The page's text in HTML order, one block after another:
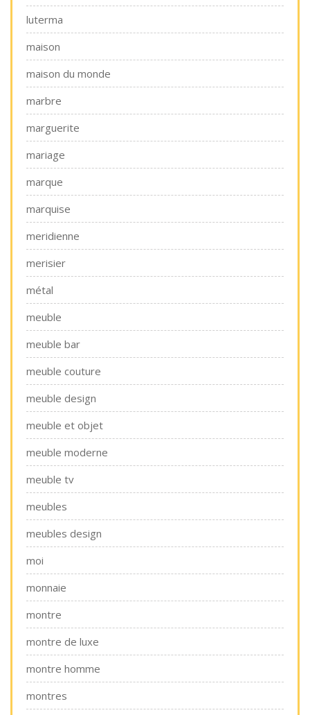
luterma
maison
maison du monde
marbre
marguerite
mariage
marque
marquise
meridienne
merisier
métal
meuble
meuble bar
meuble couture
meuble design
meuble et objet
meuble moderne
meuble tv
meubles
meubles design
moi
monnaie
montre
montre de luxe
montre homme
montres